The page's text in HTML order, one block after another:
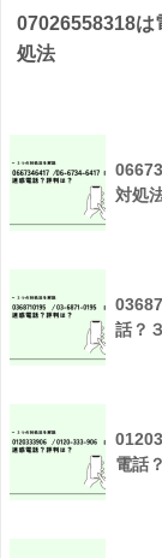
07026558318は
処法
対処
話？
電話